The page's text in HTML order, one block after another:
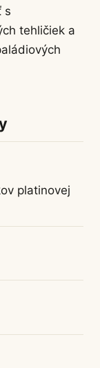
s
tehličiek a
platinovej